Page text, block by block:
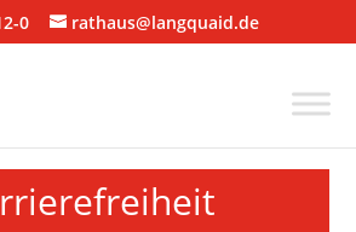
0 rathaus@langquaid.de